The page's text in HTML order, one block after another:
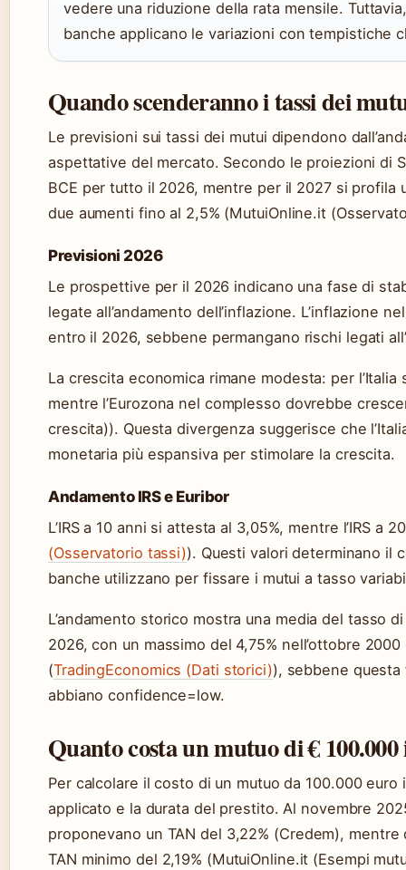
vedere una riduzione della rata mensile.
banche applicano le variazioni con tempistiche
Quando scenderanno i tassi dei
Le previsioni sui tassi dei mutui dipendono
aspettative del mercato. Secondo le proiezioni di
BCE per tutto il 2026, mentre per il 2027 si
due aumenti fino al 2,5% (MutuiOnline.it
Previsioni 2026
Le prospettive per il 2026 indicano una fase di
legate all’andamento dell’inflazione. L’inflazione
entro il 2026, sebbene permangano rischi legati
La crescita economica rimane modesta: per
mentre l’Eurozona nel complesso dovrebbe
crescita)). Questa divergenza suggerisce che
monetaria più espansiva per stimolare la crescita.
Andamento IRS e Euribor
L’IRS a 10 anni si attesta al 3,05%, mentre l’IRS a
(Osservatorio tassi)). Questi valori determinano il
banche utilizzano per fissare i mutui a tasso
L’andamento storico mostra una media del tasso
2026, con un massimo del 4,75% nell’ottobre
(TradingEconomics (Dati storici)), sebbene
abbiano confidence=low.
Quanto costa un mutuo di €
Per calcolare il costo di un mutuo da 100.000
applicato e la durata del prestito. Al novembre
proponevano un TAN del 3,22% (Credem),
TAN minimo del 2,19% (MutuiOnline.it (Esempi